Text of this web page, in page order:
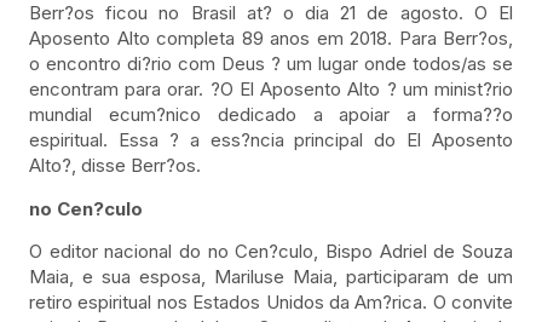
Berr?os ficou no Brasil at? o dia 21 de agosto. O El
Aposento Alto completa 89 anos em 2018. Para Berr?os,
o encontro di?rio com Deus ? um lugar onde todos/as se
encontram para orar. ?O El Aposento Alto ? um minist?rio
mundial ecum?nico dedicado a apoiar a forma??o
espiritual. Essa ? a ess?ncia principal do El Aposento
Alto?, disse Berr?os.
no Cen?culo
O editor nacional do no Cen?culo, Bispo Adriel de Souza
Maia, e sua esposa, Mariluse Maia, participaram de um
retiro espiritual nos Estados Unidos da Am?rica. O convite